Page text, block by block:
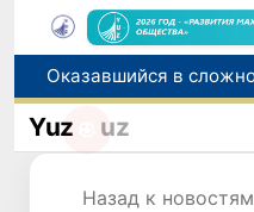
Yuz uz
Назад к новостям